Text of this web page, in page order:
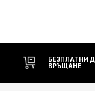
ДОСТАВКА* И